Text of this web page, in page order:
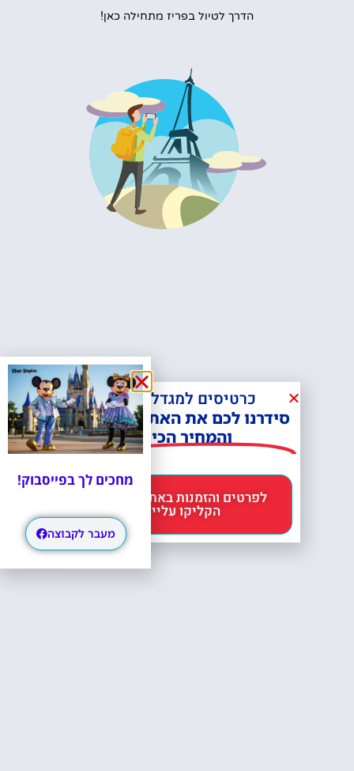
הדרך לטיול בפריז מתחילה כאן!
כרטיסים למגדל אייפל?
סידרנו לכם את האתר הכי אמין -
והמחיר הכי זול!
הקליקו עליי 😊
מחכים לך בפייסבוק!
מעבר לקבוצה